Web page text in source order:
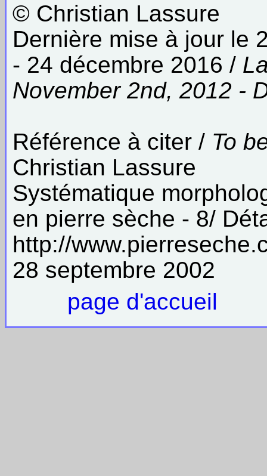
© Christian Lassure
Dernière mise à jour le
- 24 décembre 2016 /
November 2nd, 2012 -
Référence à citer / To
Christian Lassure
Systématique
en pierre sèche - 8/
http://
28 septembre 2002
page d'accueil